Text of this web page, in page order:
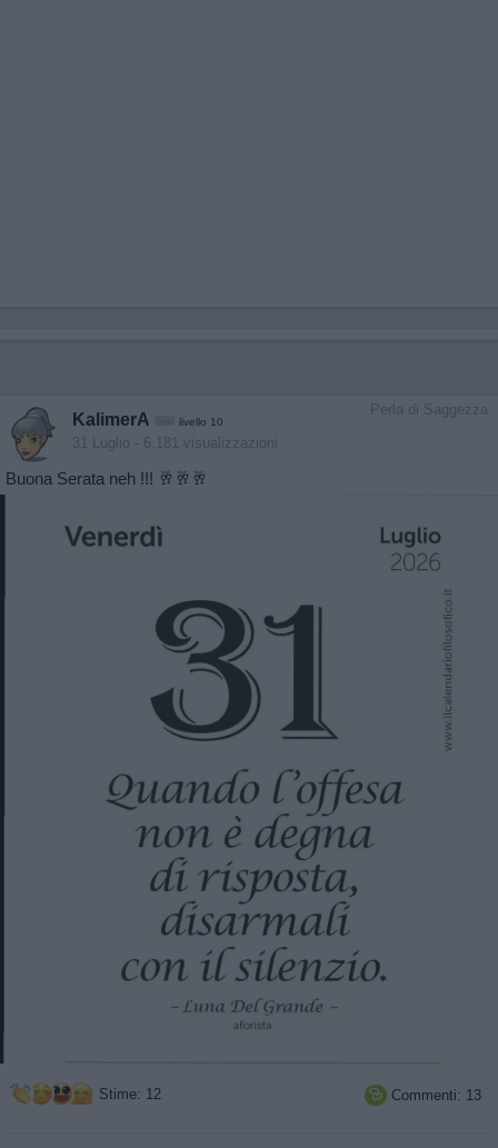
Perla di Saggezza
KalimerA livello 10
31 Luglio - 6.181 visualizzazioni
Buona Serata neh !!! 🥂🥂🥂
Stime: 12  Commenti: 13